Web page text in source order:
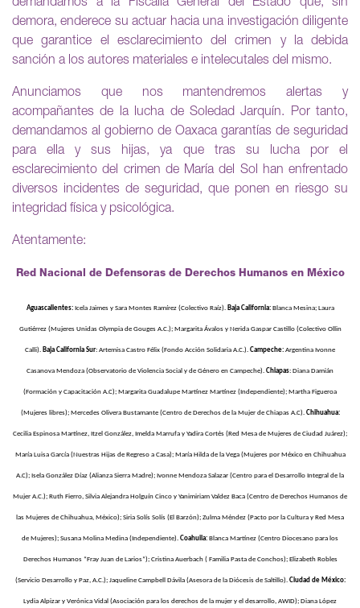
demandamos a la Fiscalía General del Estado que, sin
demora, enderece su actuar hacia una investigación diligente
que garantice el esclarecimiento del crimen y la debida
sanción a los autores materiales e intelecutales del mismo.
Anunciamos que nos mantendremos alertas y
acompañantes de la lucha de Soledad Jarquín. Por tanto,
demandamos al gobierno de Oaxaca garantías de seguridad
para ella y sus hijas, ya que tras su lucha por el
esclarecimiento del crimen de María del Sol han enfrentado
diversos incidentes de seguridad, que ponen en riesgo su
integridad física y psicológica.
Atentamente:
Red Nacional de Defensoras de Derechos Humanos en México
Aguascalientes:Icela Jaimes y Sara Montes Ramírez (Colectivo Raíz). Baja California:Blanca Mesina; Laura
Gutiérrez (Mujeres Unidas Olympia de Gouges A.C.); Margarita Ávalos y Nerida Gaspar Castillo (Colectivo Ollin
Calli). Baja California Sur: Artemisa Castro Félix (Fondo Acción Solidaria A.C.). Campeche: Argentina Ivonne
Casanova Mendoza (Observatorio de Violencia Social y de Género en Campeche). Chiapas: Diana Damián
(Formación y Capacitación A.C); Margarita Guadalupe Martínez Martínez (Independiente); Martha Figueroa
(Mujeres libres); Mercedes Olivera Bustamante (Centro de Derechos de la Mujer de Chiapas A.C). Chihuahua:
Cecilia Espinosa Martínez, Itzel González, Imelda Marrufa y Yadira Cortés (Red Mesa de Mujeres de Ciudad Juárez);
María Luisa García (Nuestras Hijas de Regreso a Casa); María Hilda de la Vega (Mujeres por México en Chihuahua
A.C); Isela González Díaz (Alianza Sierra Madre); Ivonne Mendoza Salazar (Centro para el Desarrollo Integral de la
Mujer A.C.); Ruth Fierro, Silvia Alejandra Holguín Cinco y Yanimiriam Valdez Baca (Centro de Derechos Humanos de
las Mujeres de Chihuahua, México); Siria Solís Solís (El Barzón); Zulma Méndez (Pacto por la Cultura y Red Mesa
de Mujeres); Susana Molina Medina (Independiente). Coahuila: Blanca Martínez (Centro Diocesano para los
Derechos Humanos “Fray Juan de Larios”); Cristina Auerbach ( Familia Pasta de Conchos); Elizabeth Robles
(Servicio Desarrollo y Paz, A.C.); Jaqueline Campbell Dávila (Asesora de la Diócesis de Saltillo). Ciudad de México:
Lydia Alpizar y Verónica Vidal (Asociación para los derechos de la mujer y el desarrollo, AWID); Diana López